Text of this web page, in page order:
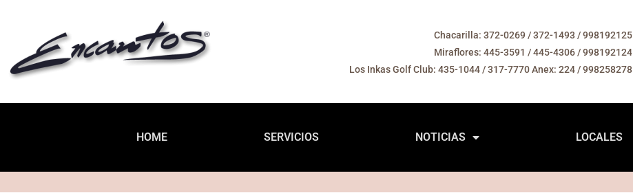
Chacarilla: 372-0269 / 372-1493 / 998192125
Miraflores: 445-3591 / 445-4306 / 998192124
Los Inkas Golf Club: 435-1044 / 317-7770 Anex: 224 / 998258278
HOME SERVICIOS NOTICIAS LOCALES